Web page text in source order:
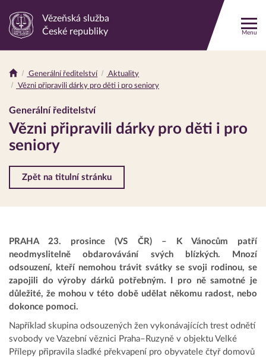
Odkaz
stránku
Vězeňská služba
České republiky
Menu
Drobečková
Generální ředitelství
Aktuality
Vězni připravili dárky pro děti i pro seniory
Generální ředitelství
Vězni připravili dárky pro děti i pro
seniory
Zpět na titulní stránku
PRAHA 23. prosince (VS ČR) – K Vánocům patří
neodmyslitelně obdarovávání svých blízkých. Mnozí
odsouzení, kteří nemohou trávit svátky se svoji rodinou, se
zapojili do výroby dárků potřebným. I pro ně samotné je
důležité, že mohou v této době udělat někomu radost, nebo
dokonce pomoci.
Například skupina odsouzených žen vykonávajících trest odnětí
svobody ve Vazební věznici Praha–Ruzyně v objektu Velké
Přílepy připravila sladké překvapení pro obyvatele čtyř domovů